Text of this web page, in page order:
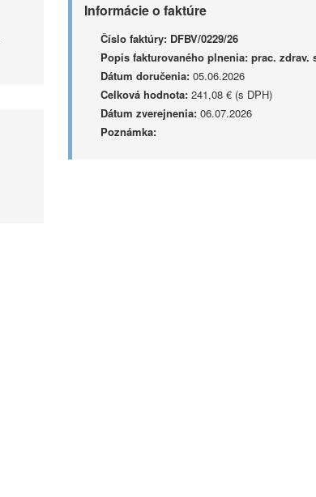
Informácie o faktúre
Číslo faktúry: DFBV/0229/26
Popis fakturovaného plnenia: prac. zdrav.
Dátum doručenia:05.06.2026
Celková hodnota:241,08 € (s DPH)
Dátum zverejnenia:06.07.2026
Poznámka: